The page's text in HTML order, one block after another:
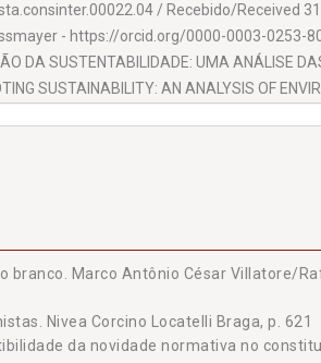
/ Recebido/
- https://orcid.org/0000-0003-0253-
DA SUSTENTABILIDADE: UMA ANÁLISE
SUSTAINABILITY: AN ANALYSIS OF
3186-0019 / Leonardo Cardoso
NO COMBATE AO TRABALHO
/ THE REGULATORY OVERVIEW
THE 2014 PROTOCOL AND
Approved 20/02/2026 / Desirre
Marco Antônio César Villatore/
Nivea Corcino Locatelli Braga, p. 621
da novidade normativa no